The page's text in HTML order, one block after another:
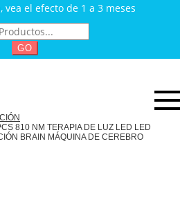
el efecto de 1 a 3 meses
GO
810 NM TERAPIA DE LUZ LED LED
BRAIN MÁQUINA DE CEREBRO